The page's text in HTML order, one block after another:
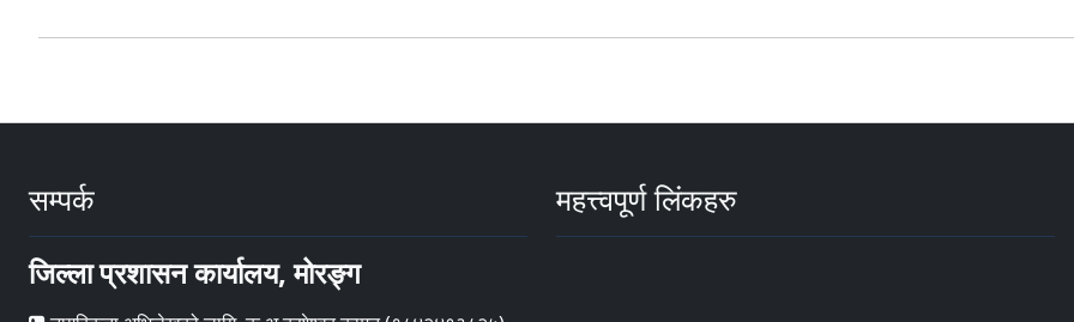
सम्पर्क
जिल्ला प्रशासन कार्यालय, मोरङ्ग
महत्त्वपूर्ण लिंकहरु